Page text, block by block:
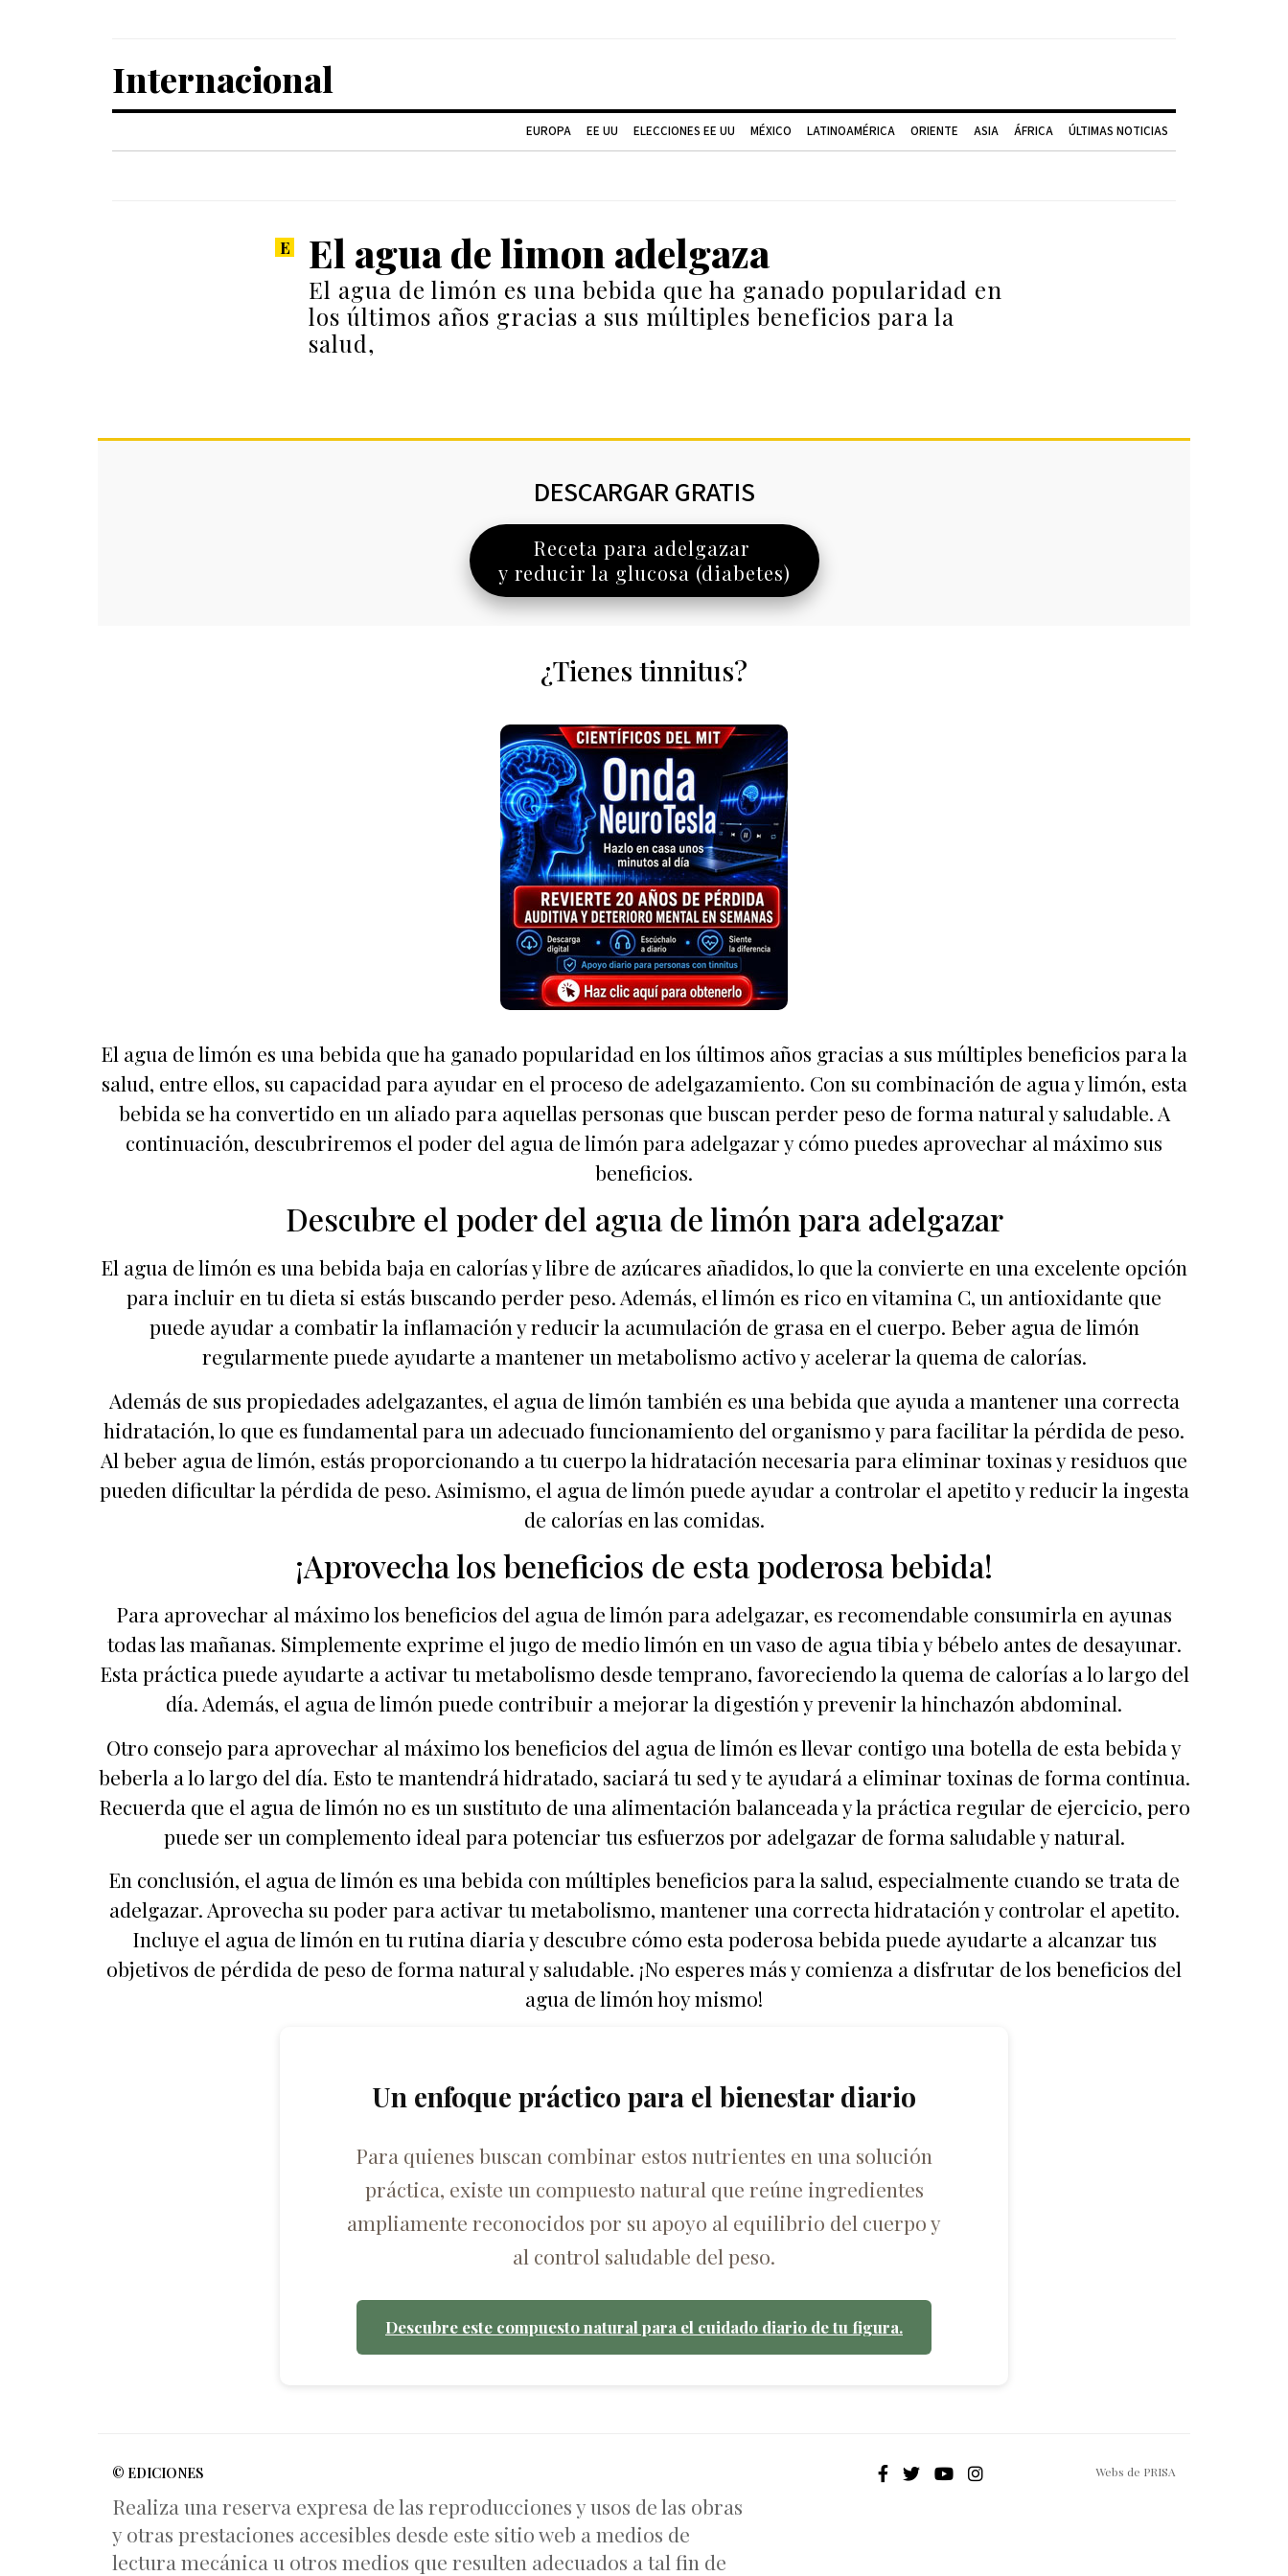
Internacional
EUROPA EE UU ELECCIONES EE UU MÉXICO LATINOAMÉRICA ORIENTE ASIA ÁFRICA ÚLTIMAS NOTICIAS
El agua de limon adelgaza
El agua de limón es una bebida que ha ganado popularidad en
los últimos años gracias a sus múltiples beneficios para la
salud,
DESCARGAR GRATIS
Receta para adelgazar
y reducir la glucosa (diabetes)
¿Tienes tinnitus?
El agua de limón es una bebida que ha ganado popularidad en los últimos años gracias a sus múltiples beneficios para la
salud, entre ellos, su capacidad para ayudar en el proceso de adelgazamiento. Con su combinación de agua y limón, esta
bebida se ha convertido en un aliado para aquellas personas que buscan perder peso de forma natural y saludable. A
continuación, descubriremos el poder del agua de limón para adelgazar y cómo puedes aprovechar al máximo sus
beneficios.
Descubre el poder del agua de limón para adelgazar
El agua de limón es una bebida baja en calorías y libre de azúcares añadidos, lo que la convierte en una excelente opción
para incluir en tu dieta si estás buscando perder peso. Además, el limón es rico en vitamina C, un antioxidante que
puede ayudar a combatir la inflamación y reducir la acumulación de grasa en el cuerpo. Beber agua de limón
regularmente puede ayudarte a mantener un metabolismo activo y acelerar la quema de calorías.
Además de sus propiedades adelgazantes, el agua de limón también es una bebida que ayuda a mantener una correcta
hidratación, lo que es fundamental para un adecuado funcionamiento del organismo y para facilitar la pérdida de peso.
Al beber agua de limón, estás proporcionando a tu cuerpo la hidratación necesaria para eliminar toxinas y residuos que
pueden dificultar la pérdida de peso. Asimismo, el agua de limón puede ayudar a controlar el apetito y reducir la ingesta
de calorías en las comidas.
¡Aprovecha los beneficios de esta poderosa bebida!
Para aprovechar al máximo los beneficios del agua de limón para adelgazar, es recomendable consumirla en ayunas
todas las mañanas. Simplemente exprime el jugo de medio limón en un vaso de agua tibia y bébelo antes de desayunar.
Esta práctica puede ayudarte a activar tu metabolismo desde temprano, favoreciendo la quema de calorías a lo largo del
día. Además, el agua de limón puede contribuir a mejorar la digestión y prevenir la hinchazón abdominal.
Otro consejo para aprovechar al máximo los beneficios del agua de limón es llevar contigo una botella de esta bebida y
beberla a lo largo del día. Esto te mantendrá hidratado, saciará tu sed y te ayudará a eliminar toxinas de forma continua.
Recuerda que el agua de limón no es un sustituto de una alimentación balanceada y la práctica regular de ejercicio, pero
puede ser un complemento ideal para potenciar tus esfuerzos por adelgazar de forma saludable y natural.
En conclusión, el agua de limón es una bebida con múltiples beneficios para la salud, especialmente cuando se trata de
adelgazar. Aprovecha su poder para activar tu metabolismo, mantener una correcta hidratación y controlar el apetito.
Incluye el agua de limón en tu rutina diaria y descubre cómo esta poderosa bebida puede ayudarte a alcanzar tus
objetivos de pérdida de peso de forma natural y saludable. ¡No esperes más y comienza a disfrutar de los beneficios del
agua de limón hoy mismo!
Un enfoque práctico para el bienestar diario
Para quienes buscan combinar estos nutrientes en una solución
práctica, existe un compuesto natural que reúne ingredientes
ampliamente reconocidos por su apoyo al equilibrio del cuerpo y
al control saludable del peso.
Descubre este compuesto natural para el cuidado diario de tu figura.
© EDICIONES
Realiza una reserva expresa de las reproducciones y usos de las obras
y otras prestaciones accesibles desde este sitio web a medios de
lectura mecánica u otros medios que resulten adecuados a tal fin de
Webs de PRISA